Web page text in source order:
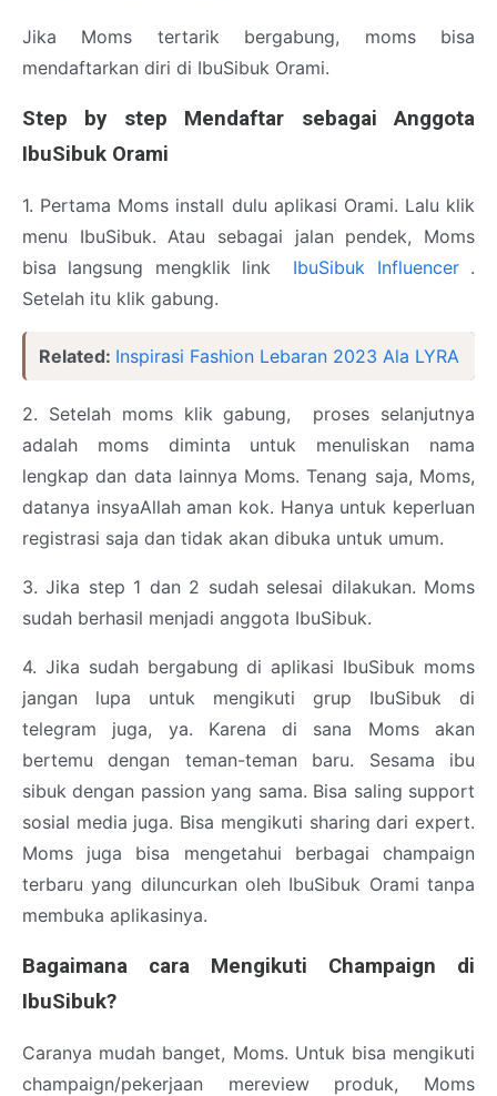
Jika Moms tertarik bergabung, moms bisa
mendaftarkan diri di IbuSibuk Orami.
Step by step Mendaftar sebagai Anggota
IbuSibuk Orami
1. Pertama Moms install dulu aplikasi Orami. Lalu klik
menu IbuSibuk. Atau sebagai jalan pendek, Moms
bisa langsung mengklik link IbuSibuk Influencer.
Setelah itu klik gabung.
Related: Inspirasi Fashion Lebaran 2023 Ala LYRA
2. Setelah moms klik gabung, proses selanjutnya
adalah moms diminta untuk menuliskan nama
lengkap dan data lainnya Moms. Tenang saja, Moms,
datanya insyaAllah aman kok. Hanya untuk keperluan
registrasi saja dan tidak akan dibuka untuk umum.
3. Jika step 1 dan 2 sudah selesai dilakukan. Moms
sudah berhasil menjadi anggota IbuSibuk.
4. Jika sudah bergabung di aplikasi IbuSibuk moms
jangan lupa untuk mengikuti grup IbuSibuk di
telegram juga, ya. Karena di sana Moms akan
bertemu dengan teman-teman baru. Sesama ibu
sibuk dengan passion yang sama. Bisa saling support
sosial media juga. Bisa mengikuti sharing dari expert.
Moms juga bisa mengetahui berbagai champaign
terbaru yang diluncurkan oleh IbuSibuk Orami tanpa
membuka aplikasinya.
Bagaimana cara Mengikuti Champaign di
IbuSibuk?
Caranya mudah banget, Moms. Untuk bisa mengikuti
champaign/pekerjaan mereview produk, Moms